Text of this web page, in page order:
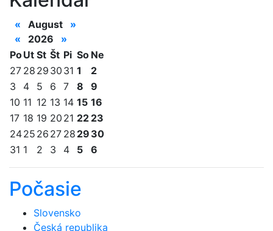
« August
»
«
2026
»
PoUt St Št Pi So Ne
27 28 29 30 31 1
2
3
4 5 6 7 8
9
10 11 12 13 14 15 16
17 18 19 20 21 22 23
2425 26 27 28 29 30
31 1 2 3 4 5 6
Počasie
Slovensko
Česká republika